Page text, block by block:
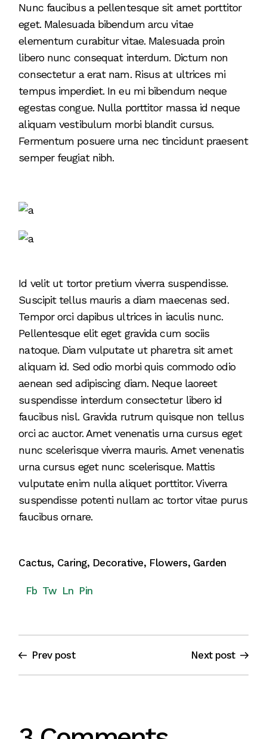
Nunc faucibus a pellentesque sit amet porttitor
eget. Malesuada bibendum arcu vitae
elementum curabitur vitae. Malesuada proin
libero nunc consequat interdum. Dictum non
consectetur a erat nam. Risus at ultrices mi
tempus imperdiet. In eu mi bibendum neque
egestas congue. Nulla porttitor massa id neque
aliquam vestibulum morbi blandit cursus.
Fermentum posuere urna nec tincidunt praesent
semper feugiat nibh.
Id velit ut tortor pretium viverra suspendisse.
Suscipit tellus mauris a diam maecenas sed.
Tempor orci dapibus ultrices in iaculis nunc.
Pellentesque elit eget gravida cum sociis
natoque. Diam vulputate ut pharetra sit amet
aliquam id. Sed odio morbi quis commodo odio
aenean sed adipiscing diam. Neque laoreet
suspendisse interdum consectetur libero id
faucibus nisl. Gravida rutrum quisque non tellus
orci ac auctor. Amet venenatis urna cursus eget
nunc scelerisque viverra mauris. Amet venenatis
urna cursus eget nunc scelerisque. Mattis
vulputate enim nulla aliquet porttitor. Viverra
suspendisse potenti nullam ac tortor vitae purus
faucibus ornare.
Cactus, Caring, Decorative, Flowers, Garden
Fb Tw Ln Pin
Prev post Next post